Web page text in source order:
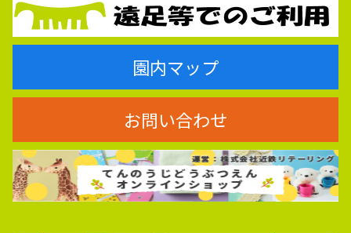
園内マップ
お問い合わせ